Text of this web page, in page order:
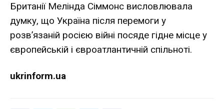
Британії Мелінда Сіммонс висловлювала
думку, що Україна після перемоги у
розв’язаній росією війні посяде гідне місце у
європейській і євроатлантичній спільноті.
ukrinform.ua